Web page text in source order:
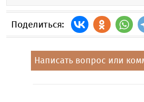
Поделиться:
Написать вопрос или